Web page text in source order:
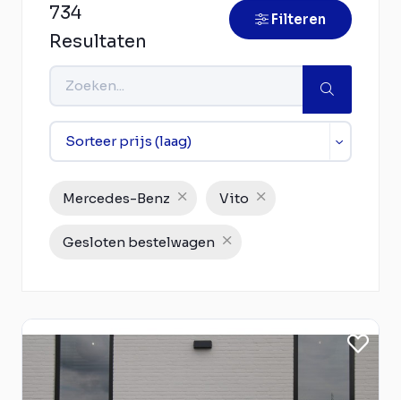
734
Resultaten
Filteren
Mercedes-Benz Vito
Gesloten bestelwagen